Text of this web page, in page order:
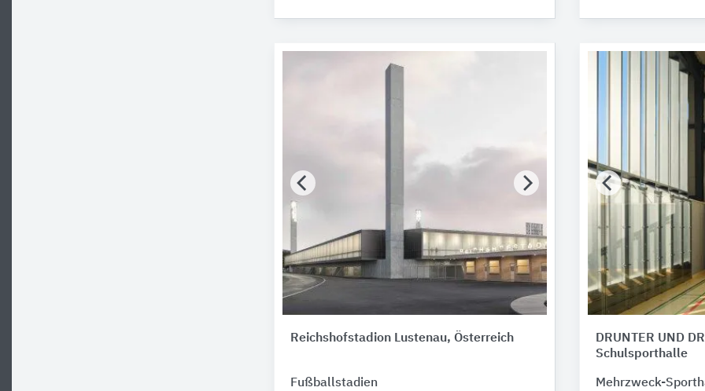
Reichshofstadion Lustenau, Österreich
Fußballstadien
DRUNTER UND
Schulsporthalle
Mehrzweck-